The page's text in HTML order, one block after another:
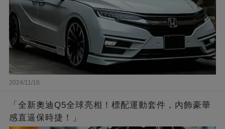
2024/11/18
「全新奧迪Q5全球亮相！標配運動套件，內飾豪華
感直逼保時捷！」